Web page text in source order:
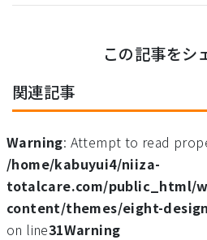
この記事をシ
関連記事
Warning: Attempt to read
/home/kabuyui4/niiza-
totalcare.com/public_html/
content/themes/eight-
on line31Warning